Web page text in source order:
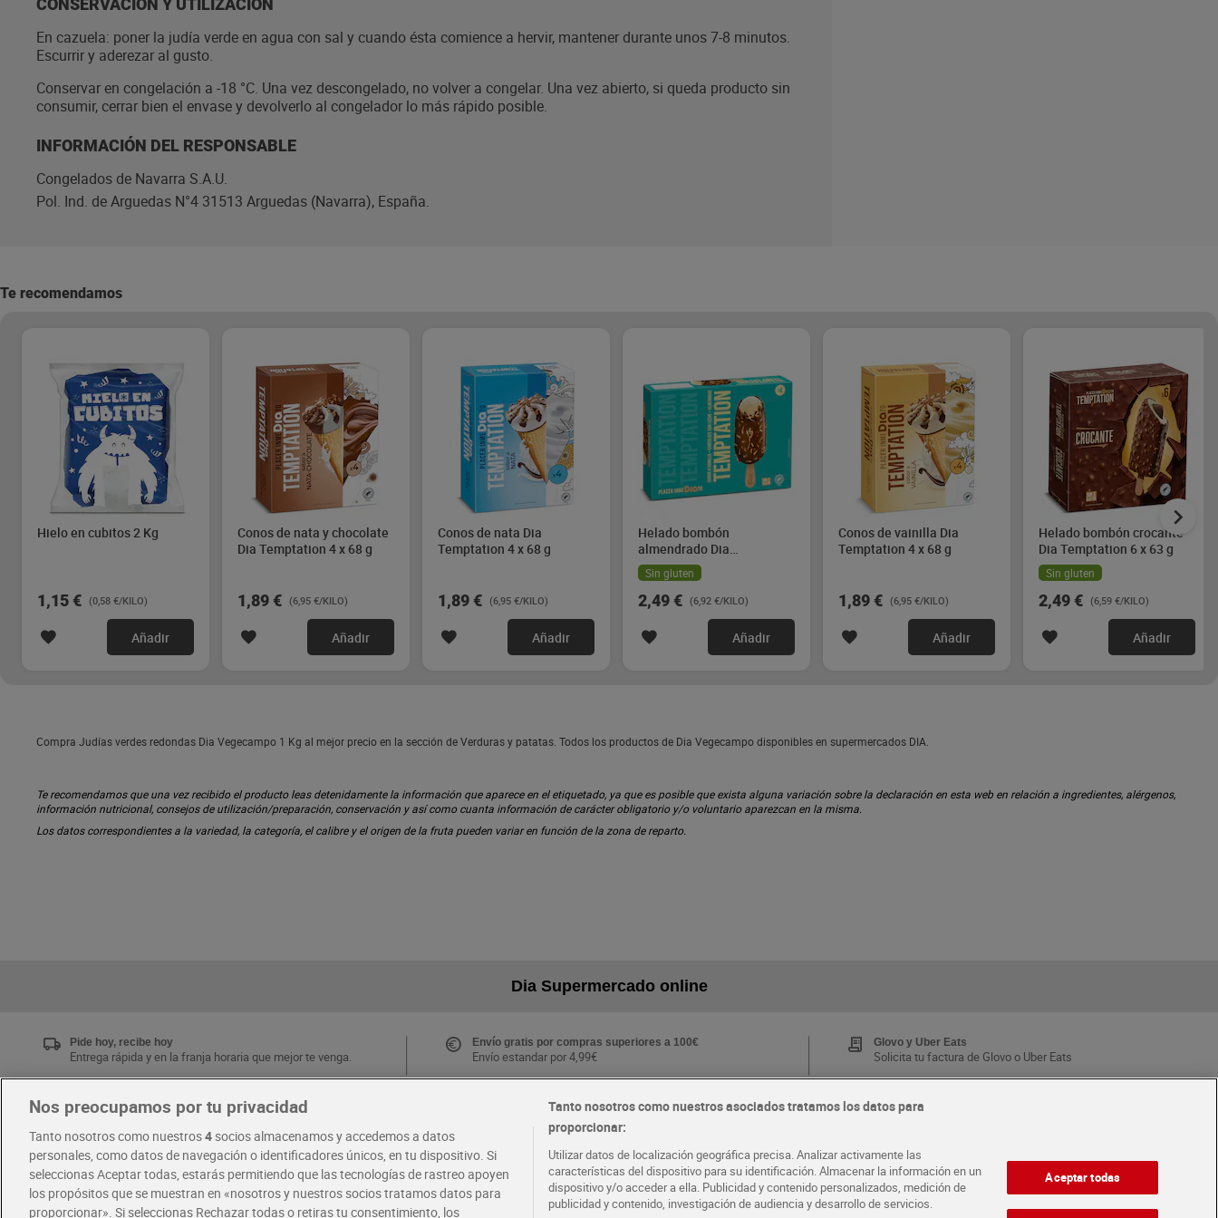
CONSERVACIÓN Y UTILIZACIÓN
En cazuela: poner la judía verde en agua con sal y cuando ésta comience a hervir, mantener durante unos 7-8 minutos.
Escurrir y aderezar al gusto.
Conservar en congelación a -18 °C. Una vez descongelado, no volver a congelar. Una vez abierto, si queda producto sin
consumir, cerrar bien el envase y devolverlo al congelador lo más rápido posible.
INFORMACIÓN DEL RESPONSABLE
Congelados de Navarra S.A.U.
Pol. Ind. de Arguedas N°4 31513 Arguedas (Navarra), España.
Te recomendamos
Hielo en cubitos 2 Kg
1,15 € (0,58 €/KILO)
Añadir
Conos de nata y chocolate
Dia Temptation 4 x 68 g
1,89 € (6,95 €/KILO)
Añadir
Conos de nata Dia
Temptation 4 x 68 g
1,89 € (6,95 €/KILO)
Añadir
Helado bombón
almendrado Dia
Temptation 4 x 90 g
Sin gluten
2,49 € (6,92 €/KILO)
Añadir
Conos de vainilla Dia
Temptation 4 x 68 g
1,89 € (6,95 €/KILO)
Añadir
Helado bombón crocante
Dia Temptation 6 x 63 g
Sin gluten
2,49 € (6,59 €/KILO)
Añadir
Compra Judías verdes redondas Dia Vegecampo 1 Kg al mejor precio en la sección de Verduras y patatas. Todos los productos de Dia Vegecampo disponibles en supermercados DIA.
Te recomendamos que una vez recibido el producto leas detenidamente la información que aparece en el etiquetado, ya que es posible que exista alguna variación sobre la declaración en esta web en relación a ingredientes, alérgenos,
información nutricional, consejos de utilización/preparación, conservación y así como cuanta información de carácter obligatorio y/o voluntario aparezcan en la misma.
Los datos correspondientes a la variedad, la categoría, el calibre y el origen de la fruta pueden variar en función de la zona de reparto.
Dia Supermercado online
Pide hoy, recibe hoy
Entrega rápida y en la franja horaria que mejor te venga.
Envío gratis por compras superiores a 100€
Envío estandar por 4,99€
Glovo y Uber Eats
Solicita tu factura de Glovo o Uber Eats
Disfruta las ventajas y ofertas exclusivas.
Descárgate la APP Dia
Folletos y Tiendas
cercana
¡Solicita tu tarjeta de crédito aquí!
RECETAS · COMER MEJOR CADA DIA · EMPLEO
Nos preocupamos por tu privacidad
Tanto nosotros como nuestros4socios almacenamos y accedemos a datos
personales, como datos de navegación o identificadores únicos, en tu dispositivo. Si
seleccionas Aceptar todas, estarás permitiendo que las tecnologías de rastreo apoyen
los propósitos que se muestran en «nosotros y nuestros socios tratamos datos para
proporcionar». Si seleccionas Rechazar todas o retiras tu consentimiento, los
Tanto nosotros como nuestros asociados tratamos los datos para
proporcionar:
Utilizar datos de localización geográfica precisa. Analizar activamente las
características del dispositivo para su identificación. Almacenar la información en un
dispositivo y/o acceder a ella. Publicidad y contenido personalizados, medición de
publicidad y contenido, investigación de audiencia y desarrollo de servicios.
Aceptar todas